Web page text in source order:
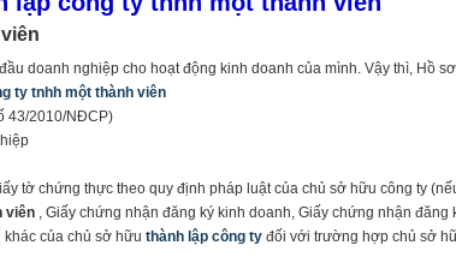
doanh nghiệp cho hoạt động kinh doanh của mình. Vậy thì, Hồ
ty tnhh một thành viên
43/2010/NĐ­CP)
tờ chứng thực theo quy định pháp luật của chủ sở hữu công ty
viên , Giấy chứng nhận đăng ký kinh doanh, Giấy chứng nhận
của chủ sở hữu thành lập công ty đối với trường hợp chủ sở